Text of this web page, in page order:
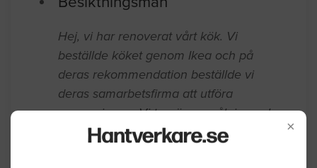
×
Hej, vi har renoverat vårt kök. Vi
beställde köket genom Ikea och på
deras rekommendation beställde vi
deras samarbetsfirma att utföra
renoveringen. Vi tog även målning och
tapetsering genom firman.